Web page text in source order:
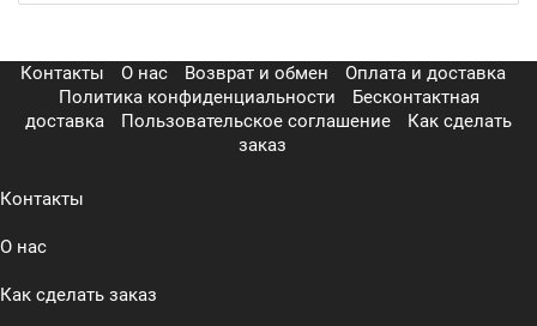
Контакты О нас Возврат и обмен
Оплата и доставка
Политика конфиденциальности
Бесконтактная
доставка
Пользовательское соглашение
Как сделать
заказ
Контакты
О нас
Как сделать заказ